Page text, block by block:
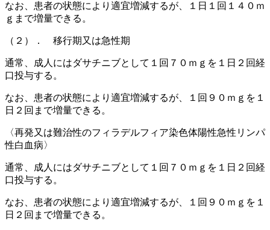
なお、患者の状態により適宜増減するが、１日１回１４０ｍ
ｇまで増量できる。
（２）． 移行期又は急性期
通常、成人にはダサチニブとして１回７０ｍｇを１日２回経
口投与する。
なお、患者の状態により適宜増減するが、１回９０ｍｇを１
日２回まで増量できる。
〈再発又は難治性のフィラデルフィア染色体陽性急性リンパ
性白血病〉
通常、成人にはダサチニブとして１回７０ｍｇを１日２回経
口投与する。
なお、患者の状態により適宜増減するが、１回９０ｍｇを１
日２回まで増量できる。